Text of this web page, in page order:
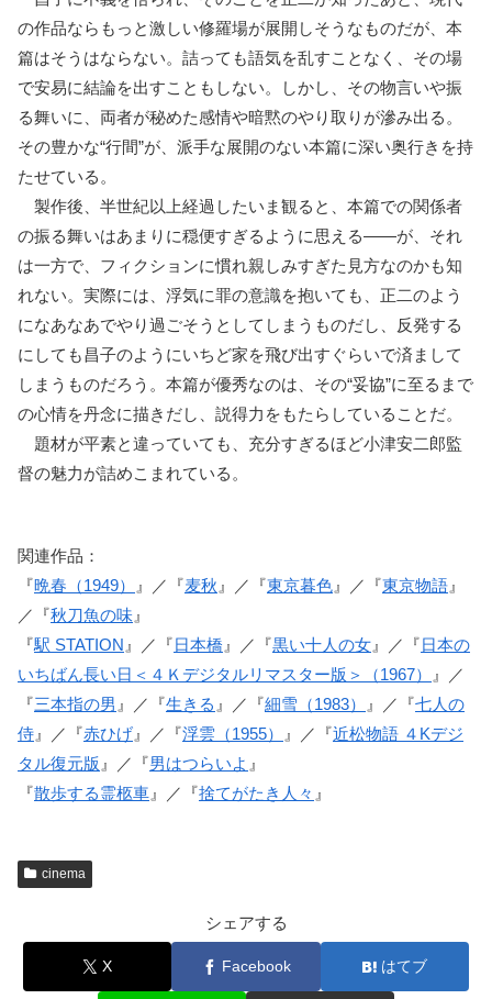
の作品ならもっと激しい修羅場が展開しそうなものだが、本
篇はそうはならない。詰っても語気を乱すことなく、その場
で安易に結論を出すこともしない。しかし、その物言いや振
る舞いに、両者が秘めた感情や暗黙のやり取りが滲み出る。
その豊かな“行間”が、派手な展開のない本篇に深い奥行きを持
たせている。
製作後、半世紀以上経過したいま観ると、本篇での関係者
の振る舞いはあまりに穏便すぎるように思える――が、それ
は一方で、フィクションに慣れ親しみすぎた見方なのかも知
れない。実際には、浮気に罪の意識を抱いても、正二のよう
になあなあでやり過ごそうとしてしまうものだし、反発する
にしても昌子のようにいちど家を飛び出すぐらいで済まして
しまうものだろう。本篇が優秀なのは、その“妥協”に至るまで
の心情を丹念に描きだし、説得力をもたらしていることだ。
題材が平素と違っていても、充分すぎるほど小津安二郎監
督の魅力が詰めこまれている。
関連作品：
『晩春（1949） 』／『麦秋 』／『東京暮色 』／『東京物語 』
／『秋刀魚の味 』
『駅 STATION 』／『日本橋 』／『黒い十人の女 』／『日本の
いちばん長い日＜４Ｋデジタルリマスター版＞（1967）
』／
『三本指の男 』／『生きる 』／『細雪（1983） 』／『七人の
侍 』／『赤ひげ 』／『浮雲（1955） 』／『近松物語 ４Kデジ
タル復元版 』／『男はつらいよ 』
『散歩する霊柩車 』／『捨てがたき人々 』
cinema
シェアする
X Facebook はてブ